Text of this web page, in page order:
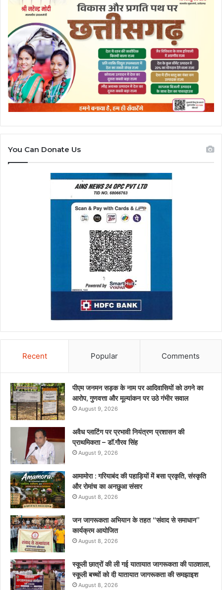
You Can Donate Us
Recent Popular Comments
पीएम जनमन सड़क के नाम पर आदिवासियों को ठगने का
आरोप, गुणवत्ता और मूल्यांकन पर उठे गंभीर सवाल
August 9, 2026
अवैध प्लाटिंग पर प्रभावी नियंत्रण प्रशासन की
प्राथमिकता – डॉ.गौरव सिंह
August 9, 2026
आमामोरा : गरियाबंद की पहाड़ियों में बसा प्रकृति, संस्कृति
और रोमांच का अनछुआ संसार
August 8, 2026
जन जागरूकता अभियान के तहत “संवाद से समाधान”
कार्यक्रम आयोजित
August 8, 2026
स्कूली छात्रों की ली गई यातायात जागरूकता की पाठशाला,
स्कूली बच्चों को दी यातायात जागरूकता की समझाइश
August 8, 2026